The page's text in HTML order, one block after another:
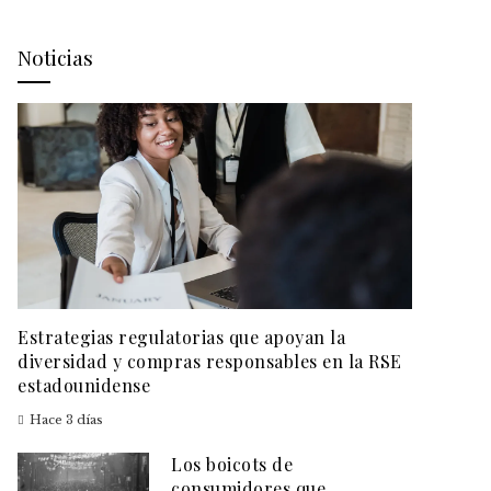
Noticias
Estrategias regulatorias que apoyan la
diversidad y compras responsables en la RSE
estadounidense
Hace 3 días
Los boicots de